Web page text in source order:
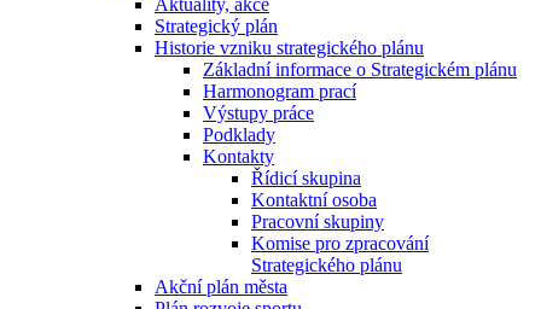
Aktuality, akce
Strategický plán
Historie vzniku strategického plánu
Základní informace o Strategickém plánu
Harmonogram prací
Výstupy práce
Podklady
Kontakty
Řídicí skupina
Kontaktní osoba
Pracovní skupiny
Komise pro zpracování
Strategického plánu
Akční plán města